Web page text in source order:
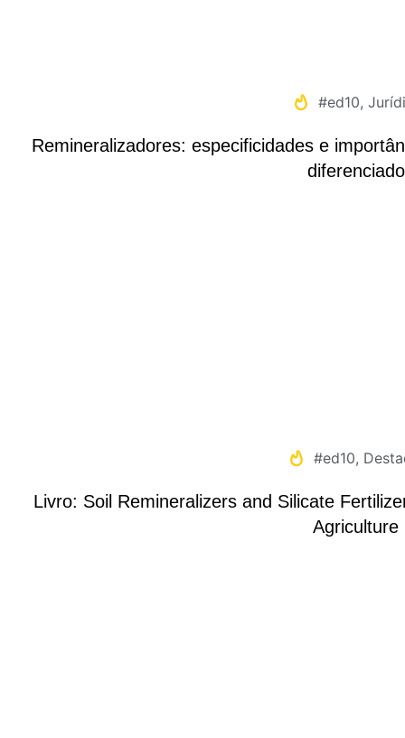
#ed10,
Remineralizadores: especificidades e
diferenciado
#ed10,
Livro: Soil Remineralizers and Silicate
Agriculture